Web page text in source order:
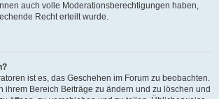
auch volle Moderationsberechtigungen haben,
Recht erteilt wurde.
ist es, das Geschehen im Forum zu beobachten.
ihrem Bereich Beiträge zu ändern und zu löschen und